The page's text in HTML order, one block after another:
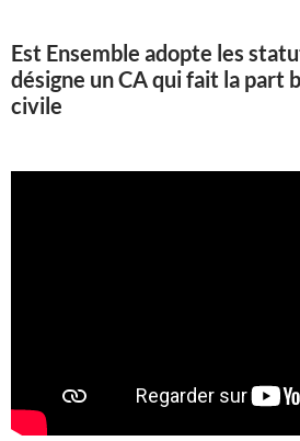
Est Ensemble adopte les
désigne un CA qui fait la part
civile